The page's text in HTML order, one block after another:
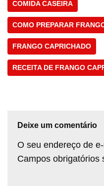
COMIDA CASEIRA
COMO PREPARAR
FRANGO CAPRICHADO
RECEITA DE FRANGO
Deixe um comentário
O seu endereço de
Campos obrigatórios